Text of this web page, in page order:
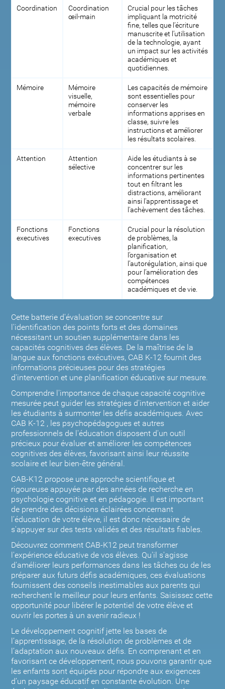
Cette batterie d'évaluation se concentre sur
l'identification des points forts et des domaines
nécessitant un soutien supplémentaire dans les
capacités cognitives des élèves. De la maîtrise de la
langue aux fonctions exécutives, CAB K-12 fournit des
informations précieuses pour des stratégies
d'intervention et une planification éducative sur mesure.
Comprendre l'importance de chaque capacité cognitive
mesurée peut guider les stratégies d'intervention et aider
les étudiants à surmonter les défis académiques. Avec
CAB K-12 , les psychopédagogues et autres
professionnels de l'éducation disposent d'un outil
précieux pour évaluer et améliorer les compétences
cognitives des élèves, favorisant ainsi leur réussite
scolaire et leur bien-être général.
CAB-K12 propose une approche scientifique et
rigoureuse appuyée par des années de recherche en
psychologie cognitive et en pédagogie. Il est important
de prendre des décisions éclairées concernant
l'éducation de votre élève, il est donc nécessaire de
s'appuyer sur des tests validés et des résultats fiables.
Découvrez comment CAB-K12 peut transformer
l'expérience éducative de vos élèves. Qu'il s'agisse
d'améliorer leurs performances dans les tâches ou de les
préparer aux futurs défis académiques, ces évaluations
fournissent des conseils inestimables aux parents qui
recherchent le meilleur pour leurs enfants. Saisissez cette
opportunité pour libérer le potentiel de votre élève et
ouvrir les portes à un avenir radieux !
Le développement cognitif jette les bases de
l’apprentissage, de la résolution de problèmes et de
l’adaptation aux nouveaux défis. En comprenant et en
favorisant ce développement, nous pouvons garantir que
les enfants sont équipés pour répondre aux exigences
d’un paysage éducatif en constante évolution. Une
Coordination
Coordination
œil-main
Crucial pour les tâches
impliquant la motricité
fine, telles que l’écriture
manuscrite et l’utilisation
de la technologie, ayant
un impact sur les activités
académiques et
quotidiennes.
Mémoire
Mémoire
visuelle,
mémoire
verbale
Les capacités de mémoire
sont essentielles pour
conserver les
informations apprises en
classe, suivre les
instructions et améliorer
les résultats scolaires.
Attention
Attention
sélective
Aide les étudiants à se
concentrer sur les
informations pertinentes
tout en filtrant les
distractions, améliorant
ainsi l'apprentissage et
l'achèvement des tâches.
Fonctions
executives
Fonctions
executives
Crucial pour la résolution
de problèmes, la
planification,
l’organisation et
l’autorégulation, ainsi que
pour l’amélioration des
compétences
académiques et de vie.